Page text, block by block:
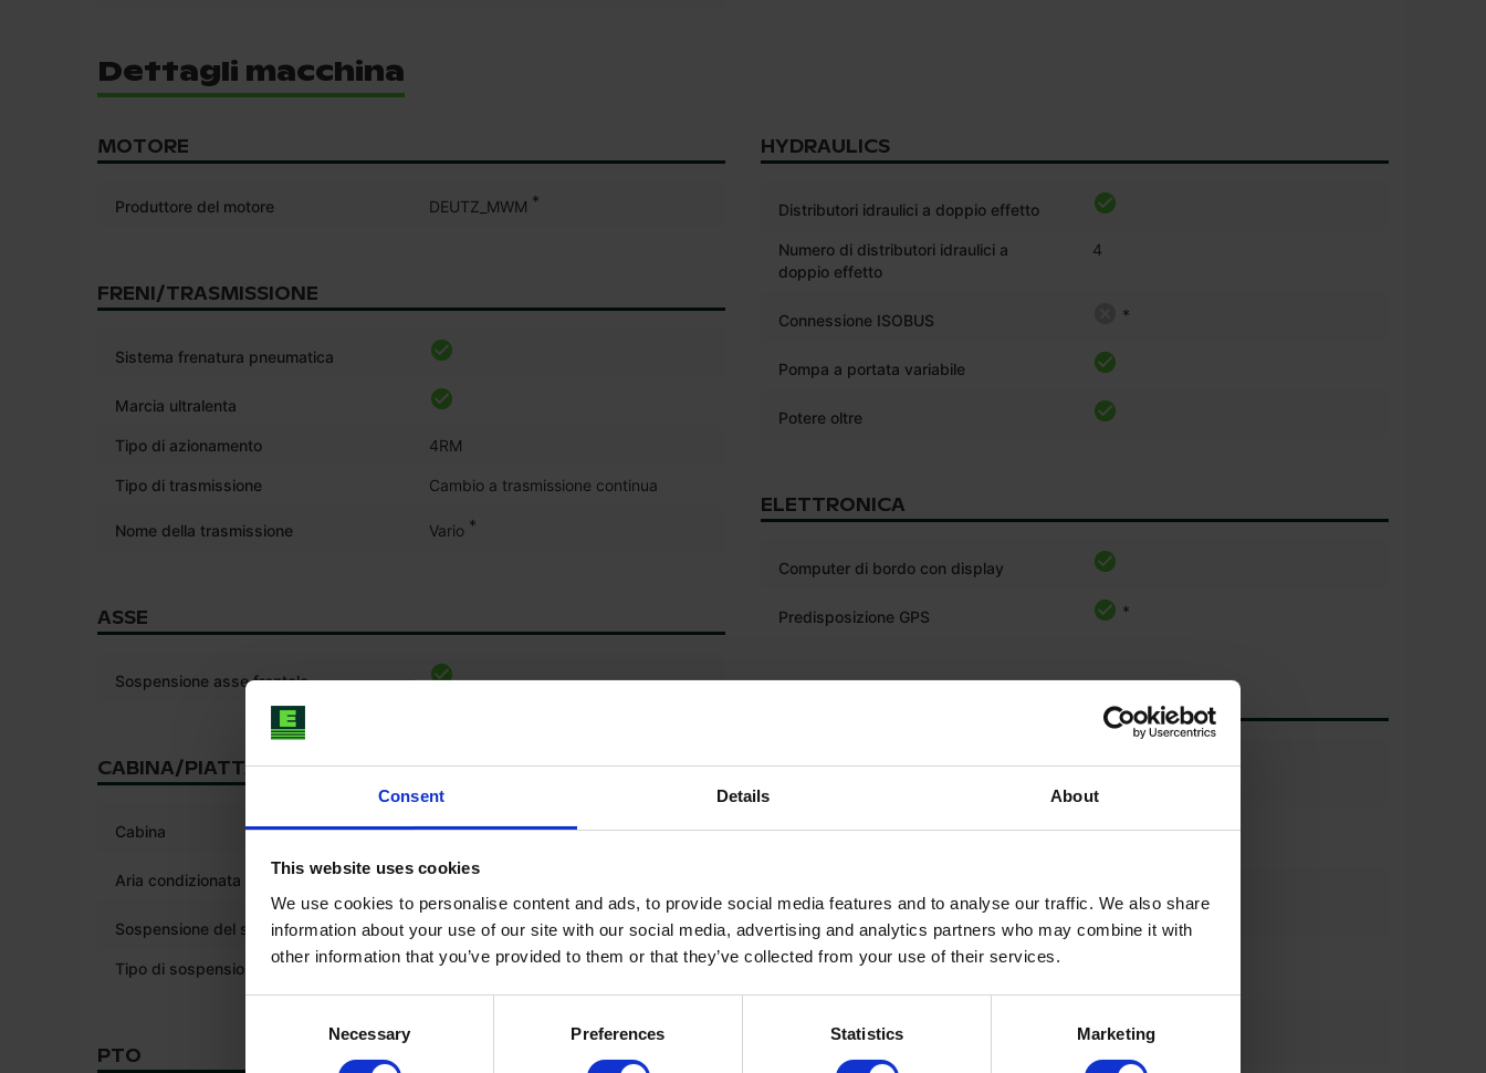
Consent Details About
This website uses cookies
We use cookies to personalise content and ads, to provide social media features and to analyse our traffic. We also share
information about your use of our site with our social media, advertising and analytics partners who may combine it with
other information that you’ve provided to them or that they’ve collected from your use of their services.
Necessary Preferences Statistics Marketing
Dettagli macchina
MOTORE
Produttore del motore DEUTZ_MWM *
FRENI/TRASMISSIONE
Sistema frenatura pneumatica
Marcia ultralenta
Tipo di azionamento 4RM
Tipo di trasmissione Cambio a trasmissione continua
Nome della trasmissione Vario *
ASSE
Sospensione asse frontale
CABINA/PIATTAFORMA
Cabina *
Aria condizionata
Sospensione del sedile *
Tipo di sospensione del sedile pneumatico
PTO
HYDRAULICS
Distributori idraulici a doppio effetto
Numero di distributori idraulici a
doppio effetto
4
Connessione ISOBUS *
Pompa a portata variabile
Potere oltre
ELETTRONICA
Computer di bordo con display
Predisposizione GPS *
Profondità del battistrada del
90%
Dimensione pneumatico anteriore
vf600/60 r30
Profondità del battistrada del
pneumatico anteriore destro %
90%
Dimensione pneumatico anteriore
pneumatico posteriore sinistro %